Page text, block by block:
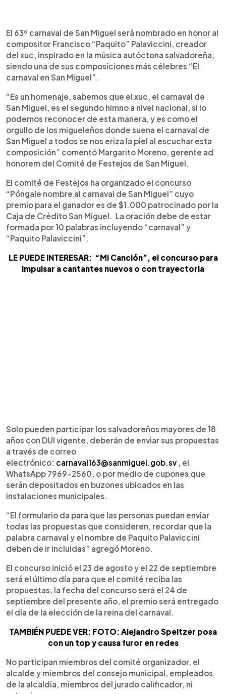
Escuchar artículo
El 63º carnaval de San Miguel será nombrado en honor al
compositor Francisco “Paquito” Palaviccini, creador
del xuc, inspirado en la música autóctona salvadoreña,
siendo una de sus composiciones más célebres “El
carnaval en San Miguel”.
“Es un homenaje, sabemos que el xuc, el carnaval de
San Miguel, es el segundo himno a nivel nacional, si lo
podemos reconocer de esta manera, y es como el
orgullo de los migueleños donde suena el carnaval de
San Miguel a todos se nos eriza la piel al escuchar esta
composición” comentó Margarito Moreno, gerente ad
honorem del Comité de Festejos de San Miguel.
El comité de Festejos ha organizado el concurso
“Póngale nombre al carnaval de San Miguel” cuyo
premio para el ganador es de $1.000 patrocinado por la
Caja de Crédito San Miguel. La oración debe de estar
formada por 10 palabras incluyendo “carnaval” y
“Paquito Palaviccini”.
LE PUEDE INTERESAR: “Mi Canción”, el concurso para
impulsar a cantantes nuevos o con trayectoria
Solo pueden participar los salvadoreños mayores de 18
años con DUI vigente, deberán de enviar sus propuestas
a través de correo
electrónico: carnaval163@sanmiguel.gob.sv , el
WhatsApp 7969-2560, o por medio de cupones que
serán depositados en buzones ubicados en las
instalaciones municipales.
“El formulario da para que las personas puedan enviar
todas las propuestas que consideren, recordar que la
palabra carnaval y el nombre de Paquito Palaviccini
deben de ir incluidas” agregó Moreno.
El concurso inició el 23 de agosto y el 22 de septiembre
será el último día para que el comité reciba las
propuestas, la fecha del concurso será el 24 de
septiembre del presente año, el premio será entregado
el día de la elección de la reina del carnaval.
TAMBIÉN PUEDE VER: FOTO: Alejandro Speitzer posa
con un top y causa furor en redes
No participan miembros del comité organizador, el
alcalde y miembros del consejo municipal, empleados
de la alcaldía, miembros del jurado calificador, ni